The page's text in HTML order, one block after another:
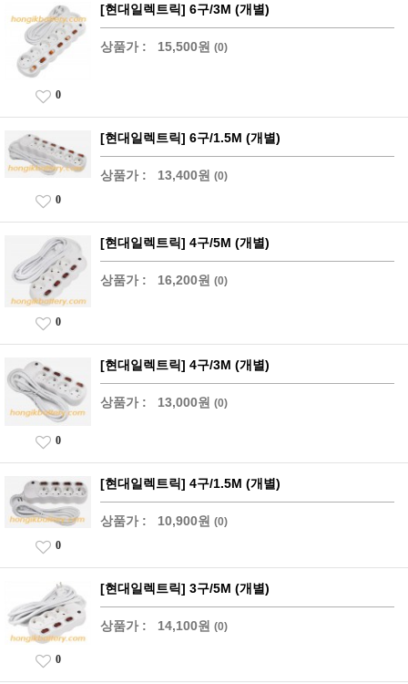
[현대일렉트릭] 6구/3M (개별)
상품가 : 15,500원 (0)
0
[현대일렉트릭] 6구/1.5M (개별)
상품가 : 13,400원 (0)
0
[현대일렉트릭] 4구/5M (개별)
상품가 : 16,200원 (0)
0
[현대일렉트릭] 4구/3M (개별)
상품가 : 13,000원 (0)
0
[현대일렉트릭] 4구/1.5M (개별)
상품가 : 10,900원 (0)
0
[현대일렉트릭] 3구/5M (개별)
상품가 : 14,100원 (0)
0